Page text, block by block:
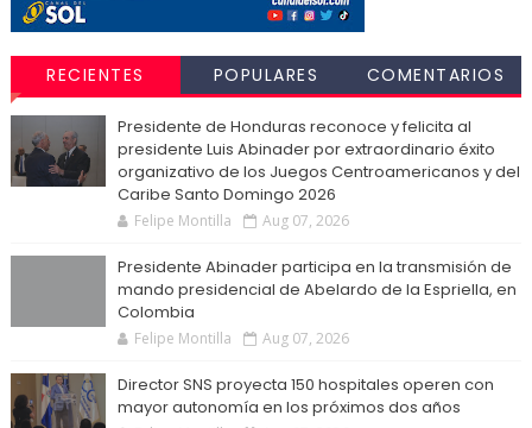
RECIENTES POPULARES COMENTARIOS
Presidente de Honduras reconoce y felicita al
presidente Luis Abinader por extraordinario éxito
organizativo de los Juegos Centroamericanos y del
Caribe Santo Domingo 2026
Felipe Montilla Aug 07, 2026
Presidente Abinader participa en la transmisión de
mando presidencial de Abelardo de la Espriella, en
Colombia
Felipe Montilla Aug 07, 2026
Director SNS proyecta 150 hospitales operen con
mayor autonomía en los próximos dos años